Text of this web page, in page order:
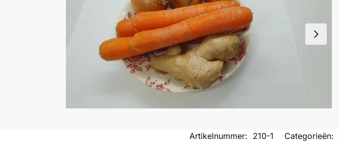
Artikelnummer: 210-1 Categorieën: